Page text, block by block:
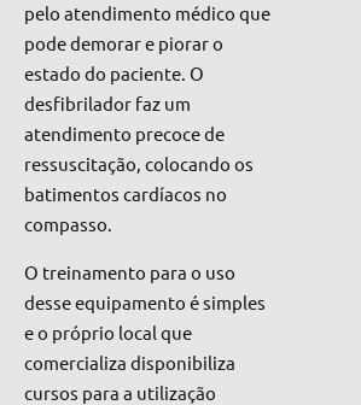
pelo atendimento médico que
pode demorar e piorar o
estado do paciente. O
desfibrilador faz um
atendimento precoce de
ressuscitação, colocando os
batimentos cardíacos no
compasso.
O treinamento para o uso
desse equipamento é simples
e o próprio local que
comercializa disponibiliza
cursos para a utilização